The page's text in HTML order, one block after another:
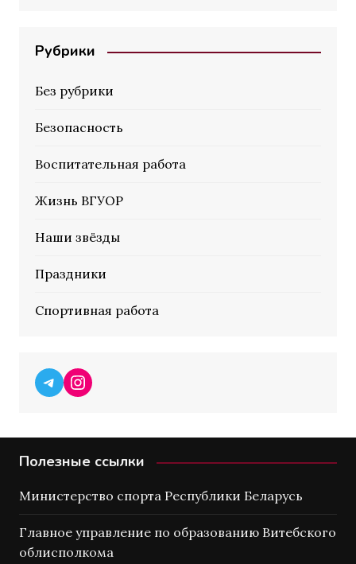
Рубрики
Без рубрики
Безопасность
Воспитательная работа
Жизнь ВГУОР
Наши звёзды
Праздники
Спортивная работа
Telegram
Instagram
Полезные ссылки
Министерство спорта Республики Беларусь
Главное управление по образованию Витебского
облисполкома